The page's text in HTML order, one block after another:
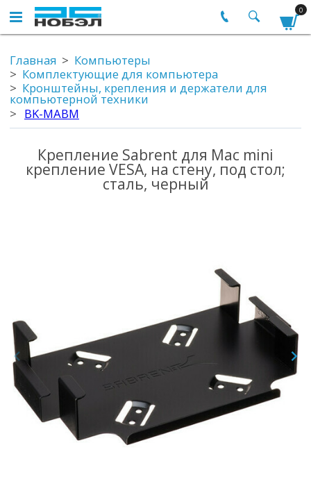
0
Главная
Компьютеры
Комплектующие для компьютера
Кронштейны, крепления и держатели для
компьютерной техники
BK-MABM
Крепление Sabrent для Mac mini
крепление VESA, на стену, под стол;
сталь, черный